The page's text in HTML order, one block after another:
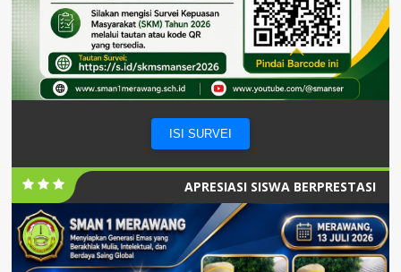
ISI SURVEI
APRESIASI SISWA BERPRESTASI